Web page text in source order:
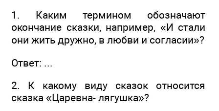
1. Каким термином обозначают
окончание сказки, например, «И стали
они жить дружно, в любви и согласии»?
Ответ: ...
2. К какому виду сказок относится
сказка «Царевна- лягушка»?